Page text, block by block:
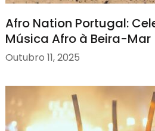
Afro Nation Portugal:
Música Afro à Beira-Mar
Outubro 11, 2025